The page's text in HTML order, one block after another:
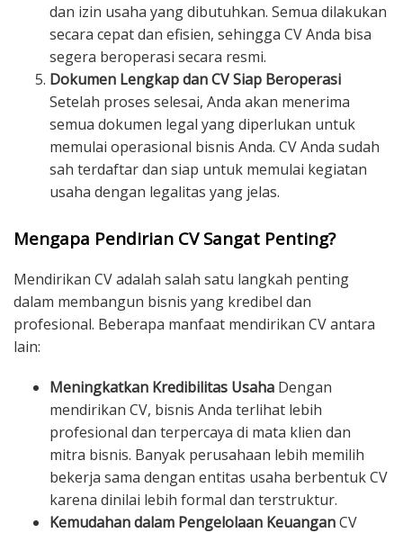
dan izin usaha yang dibutuhkan. Semua dilakukan
secara cepat dan efisien, sehingga CV Anda bisa
segera beroperasi secara resmi.
Dokumen Lengkap dan CV Siap Beroperasi
Setelah proses selesai, Anda akan menerima
semua dokumen legal yang diperlukan untuk
memulai operasional bisnis Anda. CV Anda sudah
sah terdaftar dan siap untuk memulai kegiatan
usaha dengan legalitas yang jelas.
Mengapa Pendirian CV Sangat Penting?
Mendirikan CV adalah salah satu langkah penting
dalam membangun bisnis yang kredibel dan
profesional. Beberapa manfaat mendirikan CV antara
lain:
Meningkatkan Kredibilitas Usaha Dengan
mendirikan CV, bisnis Anda terlihat lebih
profesional dan terpercaya di mata klien dan
mitra bisnis. Banyak perusahaan lebih memilih
bekerja sama dengan entitas usaha berbentuk CV
karena dinilai lebih formal dan terstruktur.
Kemudahan dalam Pengelolaan KeuanganCV